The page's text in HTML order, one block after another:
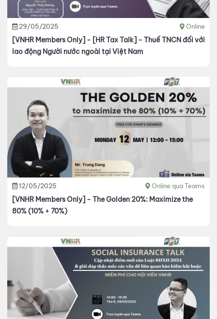
29/05/2025 Online
[VNHR Members Only] - [HR Tax Talk] - Thuế TNCN đối với
lao động Người nước ngoài tại Việt Nam
12/05/2025 Online qua Teams
[VNHR Members Only] - The Golden 20%: Maximize the
80% (10% + 70%)